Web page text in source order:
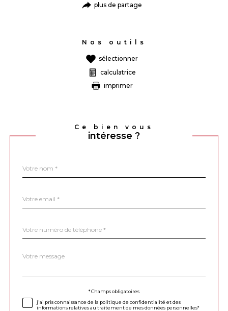
plus de partage
Nos outils
sélectionner
calculatrice
imprimer
Ce bien vous
intéresse ?
par
*
*
*
Fieldset
Message
*
* Champs obligatoires
j'ai pris connaissance de la politique de confidentialité et des
informations relatives au traitement de mes données personnelles*